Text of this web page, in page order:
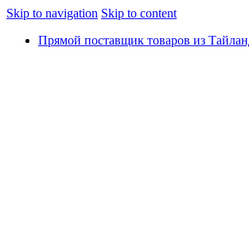
Skip to navigation Skip to content
Прямой поставщик товаров из